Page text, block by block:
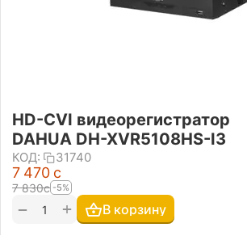
HD-CVI видеорегистратор
DAHUA DH-XVR5108HS-I3
КОД: 31740
7 470 с
7 830с -5%
+
− В корзину